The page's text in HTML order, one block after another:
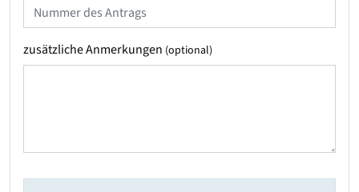
zusätzliche Anmerkungen (optional)